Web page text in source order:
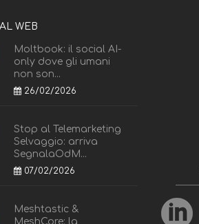
WEB
Moltbook: il social AI-
only dove gli umani
non son...
26/02/2026
Stop al Telemarketing
Selvaggio: arriva
SegnalaOdM...
07/02/2026
Meshtastic &
MeshCore: la